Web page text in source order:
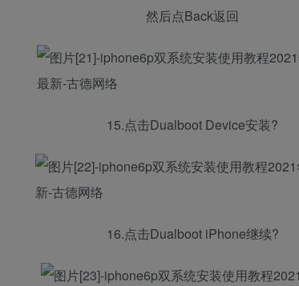
然后点Back返回
15.点击Dualboot Device安装?
16.点击Dualboot iPhone继续?